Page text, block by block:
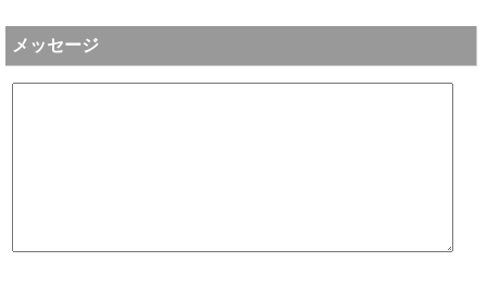
メッセージ